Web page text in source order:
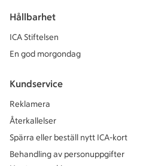
Hållbarhet
ICA Stiftelsen
En god morgondag
Kundservice
Reklamera
Återkallelser
Spärra eller beställ nytt ICA-kort
Behandling av personuppgifter